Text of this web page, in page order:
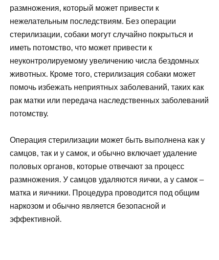
размножения, который может привести к
нежелательным последствиям. Без операции
стерилизации, собаки могут случайно покрыться и
иметь потомство, что может привести к
неуконтролируемому увеличению числа бездомных
животных. Кроме того, стерилизация собаки может
помочь избежать неприятных заболеваний, таких как
рак матки или передача наследственных заболеваний
потомству.
Операция стерилизации может быть выполнена как у
самцов, так и у самок, и обычно включает удаление
половых органов, которые отвечают за процесс
размножения. У самцов удаляются яички, а у самок –
матка и яичники. Процедура проводится под общим
наркозом и обычно является безопасной и
эффективной.